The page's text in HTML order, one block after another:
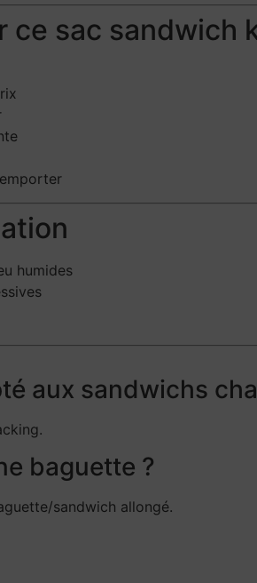
ce sac sandwich
humides
aux sandwichs
baguette ?
sandwich allongé.